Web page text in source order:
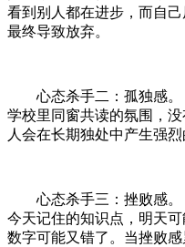
看到别人都在进步，而自
最终导致放弃。
心态杀手二：孤独感
学校里同窗共读的氛围，
人会在长期独处中产生强烈
心态杀手三：挫败感。
今天记住的知识点，明天
数字可能又错了。当挫败